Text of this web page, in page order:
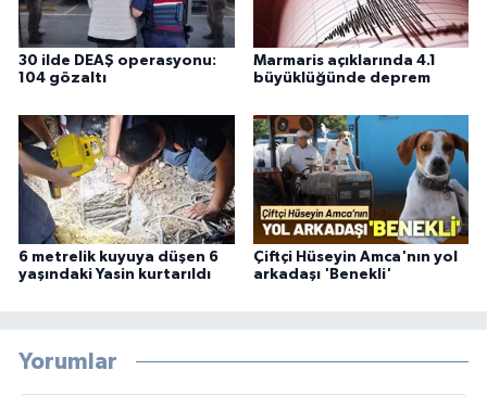
30 ilde DEAŞ operasyonu:
104 gözaltı
Marmaris açıklarında 4.1
büyüklüğünde deprem
6 metrelik kuyuya düşen 6
yaşındaki Yasin kurtarıldı
Çiftçi Hüseyin Amca'nın yol
arkadaşı 'Benekli'
Yorumlar